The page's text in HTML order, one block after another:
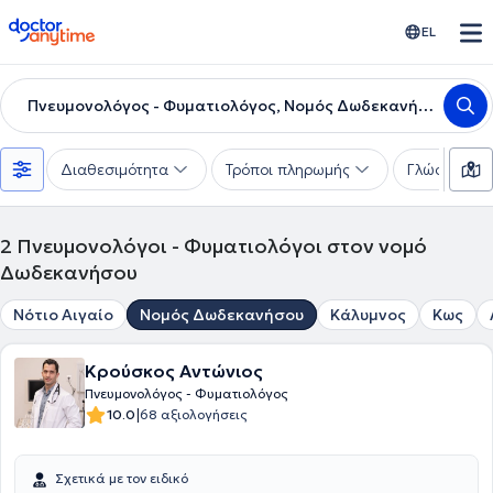
doctoranytime EL
Πνευμονολόγος - Φυματιολόγος, Νομός Δωδεκανήσου
Διαθεσιμότητα Τρόποι πληρωμής Γλώσσες
2 Πνευμονολόγοι - Φυματιολόγοι στον νομό
Δωδεκανήσου
Νότιο Αιγαίο Νομός Δωδεκανήσου Κάλυμνος Κως
Κρούσκος Αντώνιος
Πνευμονολόγος - Φυματιολόγος
10.0|68 αξιολογήσεις
Σχετικά με τον ειδικό